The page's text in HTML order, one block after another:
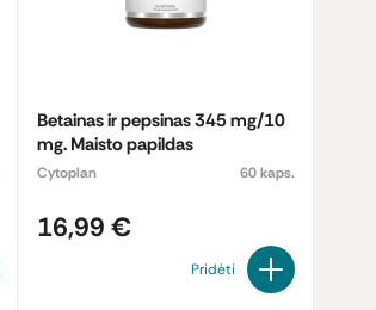
Betainas ir pepsinas 345 mg/10
mg. Maisto papildas
Cytoplan 60 kaps.
16,99 €
Pridėti